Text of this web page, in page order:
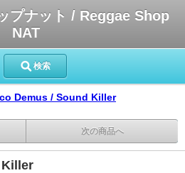
プナット / Reggae Shop
NAT
検索
Demus / Sound Killer
次の商品へ
Killer